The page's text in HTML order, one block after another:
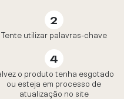
Tente utilizar palavras-chave
o produto tenha esgotado
ou esteja em processo de
atualização no site